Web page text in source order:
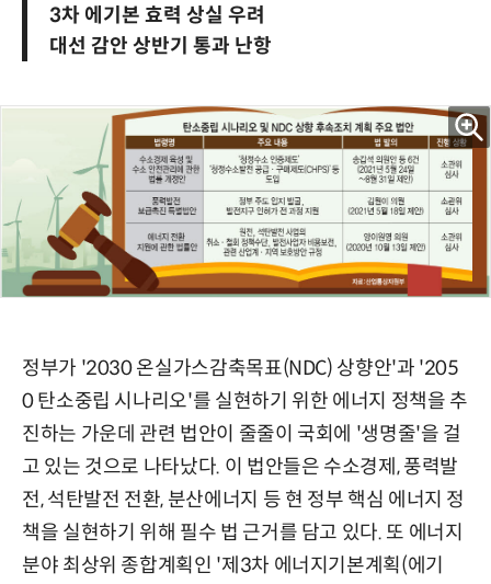
3차 에기본 효력 상실 우려
대선 감안 상반기 통과 난항
정부가 '2030 온실가스감축목표(NDC) 상향안'과 '205
0 탄소중립 시나리오'를 실현하기 위한 에너지 정책을 추
진하는 가운데 관련 법안이 줄줄이 국회에 '생명줄'을 걸
고 있는 것으로 나타났다. 이 법안들은 수소경제, 풍력발
전, 석탄발전 전환, 분산에너지 등 현 정부 핵심 에너지 정
책을 실현하기 위해 필수 법 근거를 담고 있다. 또 에너지
분야 최상위 종합계획인 '제3차 에너지기본계획(에기